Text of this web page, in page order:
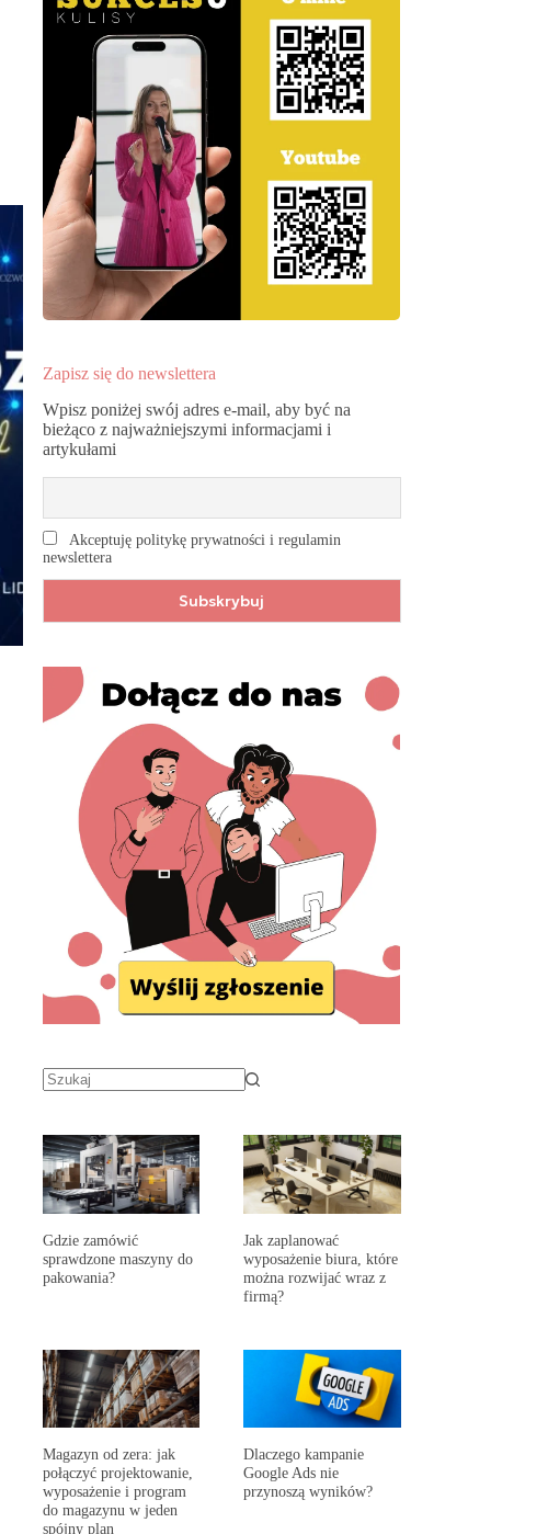
Zapisz się do newslettera
Wpisz poniżej swój adres e-mail, aby być na
bieżąco z najważniejszymi informacjami i
artykułami
Akceptuję politykę prywatności i regulamin
newslettera
Gdzie zamówić
sprawdzone maszyny do
pakowania?
Jak zaplanować
wyposażenie biura, które
można rozwijać wraz z
firmą?
Magazyn od zera: jak
połączyć projektowanie,
wyposażenie i program
do magazynu w jeden
spójny plan
Dlaczego kampanie
Google Ads nie
przynoszą wyników?